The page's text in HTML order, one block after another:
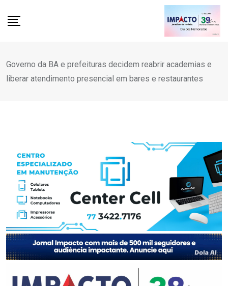
Governo da BA e prefeituras decidem reabrir academias e
liberar atendimento presencial em bares e restaurantes